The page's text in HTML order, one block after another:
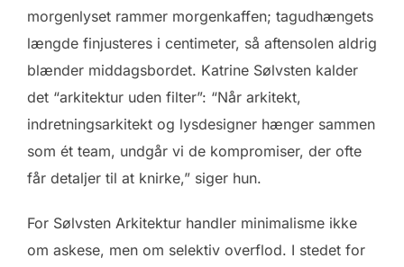
morgenlyset rammer morgenkaffen; tagudhængets
længde finjusteres i centimeter, så aften­solen aldrig
blænder middagsbordet. Katrine Sølvsten kalder
det “arkitektur uden filter”: “Når arkitekt,
indretnings­arkitekt og lysdesigner hænger sammen
som ét team, undgår vi de kompromiser, der ofte
får detaljer til at knirke,” siger hun.
For Sølvsten Arkitektur handler minimalisme ikke
om askese, men om selektiv overflod. I stedet for